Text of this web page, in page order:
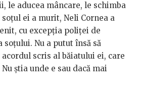
le aducea mâncare, le schimba
ei a murit, Neli Cornea a
cu excepția poliței de
soțului. Nu a putut însă să
scris al băiatului ei, care
știa unde e sau dacă mai